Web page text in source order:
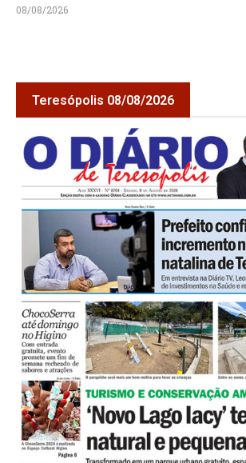
08/08/2026
Teresópolis 08/08/2026